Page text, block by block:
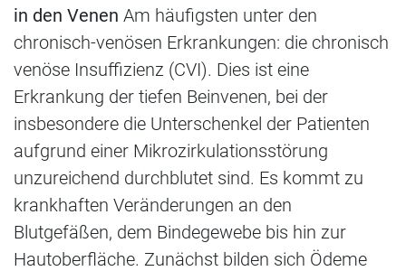
in den Venen Am häufigsten unter den
chronisch-venösen Erkrankungen: die chronisch
venöse Insuffizienz (CVI). Dies ist eine
Erkrankung der tiefen Beinvenen, bei der
insbesondere die Unterschenkel der Patienten
aufgrund einer Mikrozirkulationsstörung
unzureichend durchblutet sind. Es kommt zu
krankhaften Veränderungen an den
Blutgefäßen, dem Bindegewebe bis hin zur
Hautoberfläche. Zunächst bilden sich Ödeme